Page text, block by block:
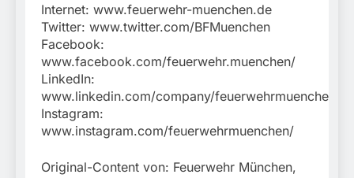
Internet: www.feuerwehr-muenchen.de
Twitter: www.twitter.com/BFMuenchen
Facebook:
www.facebook.com/feuerwehr.muenchen/
LinkedIn:
www.linkedin.com/company/feuerwehrmuenchen
Instagram:
www.instagram.com/feuerwehrmuenchen/
Original-Content von: Feuerwehr München,